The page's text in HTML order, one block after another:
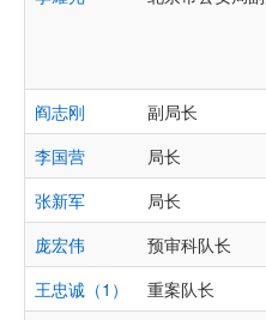
阎志刚
副局长
李国营
局长
张新军
局长
庞宏伟
预审科队长
王忠诚（1）
重案队长